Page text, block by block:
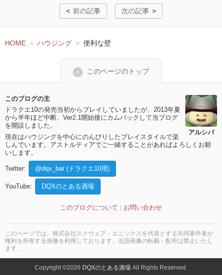
前の記事 次の記事
HOME ハウジング 便利な壁
このページのトップ
アルシバ
このブログの主
ドラクエ10の発売当初からプレイしていましたが、2013年夏
から半年ほど中断、Ver2.1開始後にカムバックして当ブログ
を開設しました。
現在はハウジングを中心にのんびりしたプレイスタイルで楽
しんでいます。アストルティアでご一緒することがあればよろしくお願
いします。
Twitter: @dqx_bar (ドラクエ10用)
YouTube: DQXのとある酒場
このブログについて | お問い合わせ
このページでは、株式会社スクウェア・エニックスを代表とする共同著作者が
権利を所有する画像を利用しております。当該画像の転載・配布は禁止いたし
ます。
Copyright ©2026 DQXのとある酒場 All Rights Reserved.